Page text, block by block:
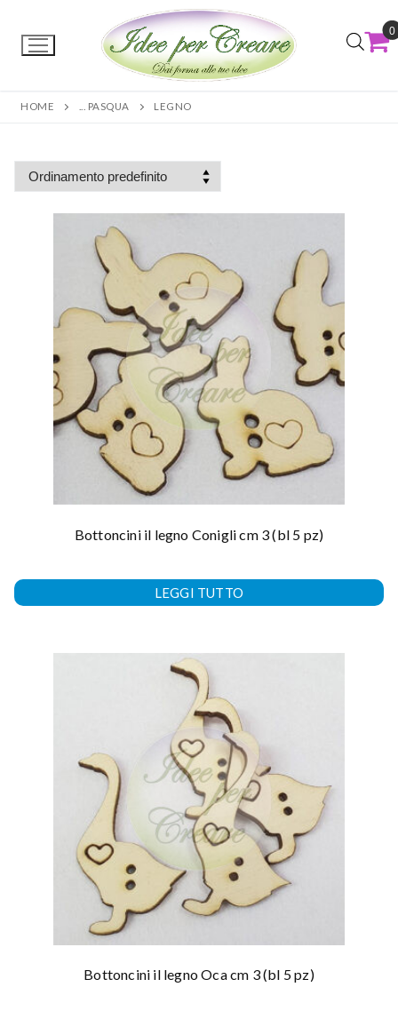
0
HOME ... PASQUA LEGNO
Bottoncini il legno Conigli cm 3 (bl 5 pz)
LEGGI TUTTO
Bottoncini il legno Oca cm 3 (bl 5 pz)